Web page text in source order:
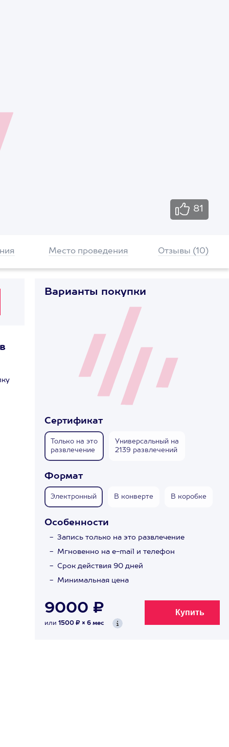
81
Место проведения Отзывы (10)
Варианты покупки
Сертификат
Только на это
развлечение
Универсальный на
2139 развлечений
Формат
Электронный В конверте В коробке
Особенности
Запись только на это развлечение
Мгновенно на e-mail и телефон
Срок действия 90 дней
Минимальная цена
9000 ₽
или 1500 ₽ × 6 мес